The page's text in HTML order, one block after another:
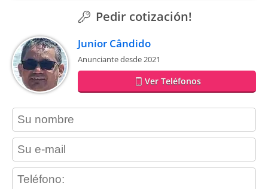
Pedir cotización!
Junior Cândido
Anunciante desde 2021
Ver Teléfonos
contact_name
contact_email
contact_phone